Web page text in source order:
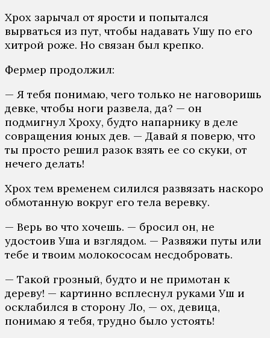
Хрох зарычал от ярости и попытался
вырваться из пут, чтобы надавать Ушу по его
хитрой роже. Но связан был крепко.
Фермер продолжил:
— Я тебя понимаю, чего только не наговоришь
девке, чтобы ноги развела, да? — он
подмигнул Хроху, будто напарнику в деле
совращения юных дев. — Давай я поверю, что
ты просто решил разок взять ее со скуки, от
нечего делать!
Хрох тем временем силился развязать наскоро
обмотанную вокруг его тела веревку.
— Верь во что хочешь. — бросил он, не
удостоив Уша и взглядом. — Развяжи путы или
тебе и твоим молокососам несдобровать.
— Такой грозный, будто и не примотан к
дереву! — картинно всплеснул руками Уш и
осклабился в сторону Ло, — ох, девица,
понимаю я тебя, трудно было устоять!